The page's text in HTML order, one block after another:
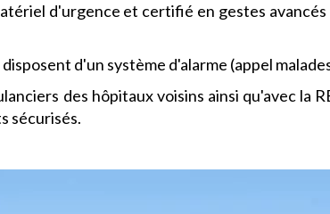
d'urgence et certifié en gestes avancés
d'un système d'alarme (appel
des hôpitaux voisins ainsi qu'avec la
sécurisés.